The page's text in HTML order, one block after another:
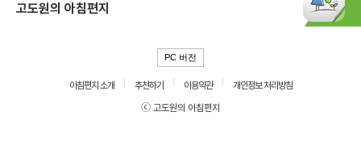
고도원의 아침편지
PC 버전
아침편지 소개 추천하기 이용약관
개인정보 처리방침
ⓒ 고도원의 아침편지